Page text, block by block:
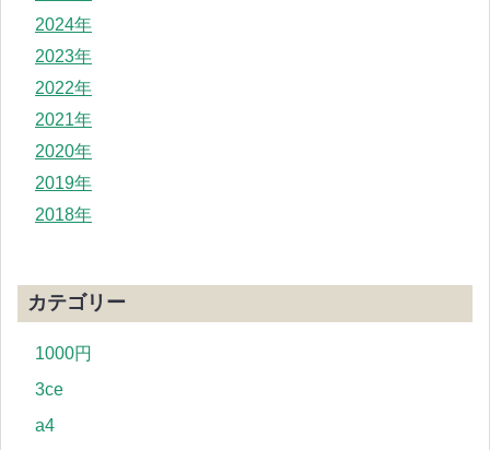
2024年
2023年
2022年
2021年
2020年
2019年
2018年
カテゴリー
1000円
3ce
a4